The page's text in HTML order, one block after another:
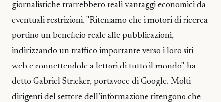
giornalistiche trarrebbero reali vantaggi economici da
eventuali restrizioni. "Riteniamo che i motori di ricerca
portino un beneficio reale alle pubblicazioni,
indirizzando un traffico importante verso i loro siti
web e connettendole a lettori di tutto il mondo", ha
detto Gabriel Stricker, portavoce di Google. Molti
dirigenti del settore dell’informazione ritengono che